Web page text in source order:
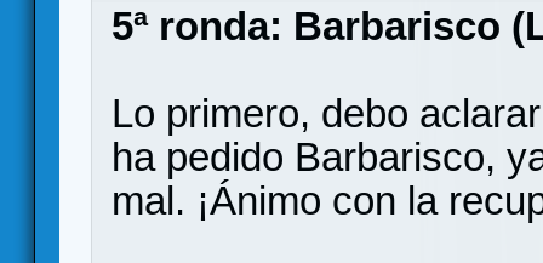
5ª ronda: Barbarisco
Lo primero, debo
ha pedido Barbarisco,
mal. ¡Ánimo con la